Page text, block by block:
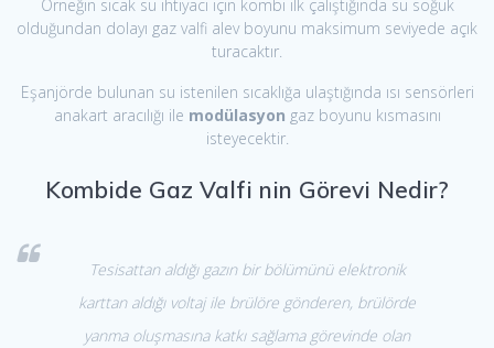
Örneğin sıcak su ihtiyacı için kombi ilk çalıştığında su soğuk
olduğundan dolayı gaz valfi alev boyunu maksimum seviyede açık
turacaktır.
Eşanjörde bulunan su istenilen sıcaklığa ulaştığında ısı sensörleri
anakart aracılığı ile modülasyon gaz boyunu kısmasını
isteyecektir.
Kombide Gaz Valfi nin Görevi Nedir?
Tesisattan aldığı gazın bir bölümünü elektronik
karttan aldığı voltaj ile brülöre gönderen, brülörde
yanma oluşmasına katkı sağlama görevinde olan